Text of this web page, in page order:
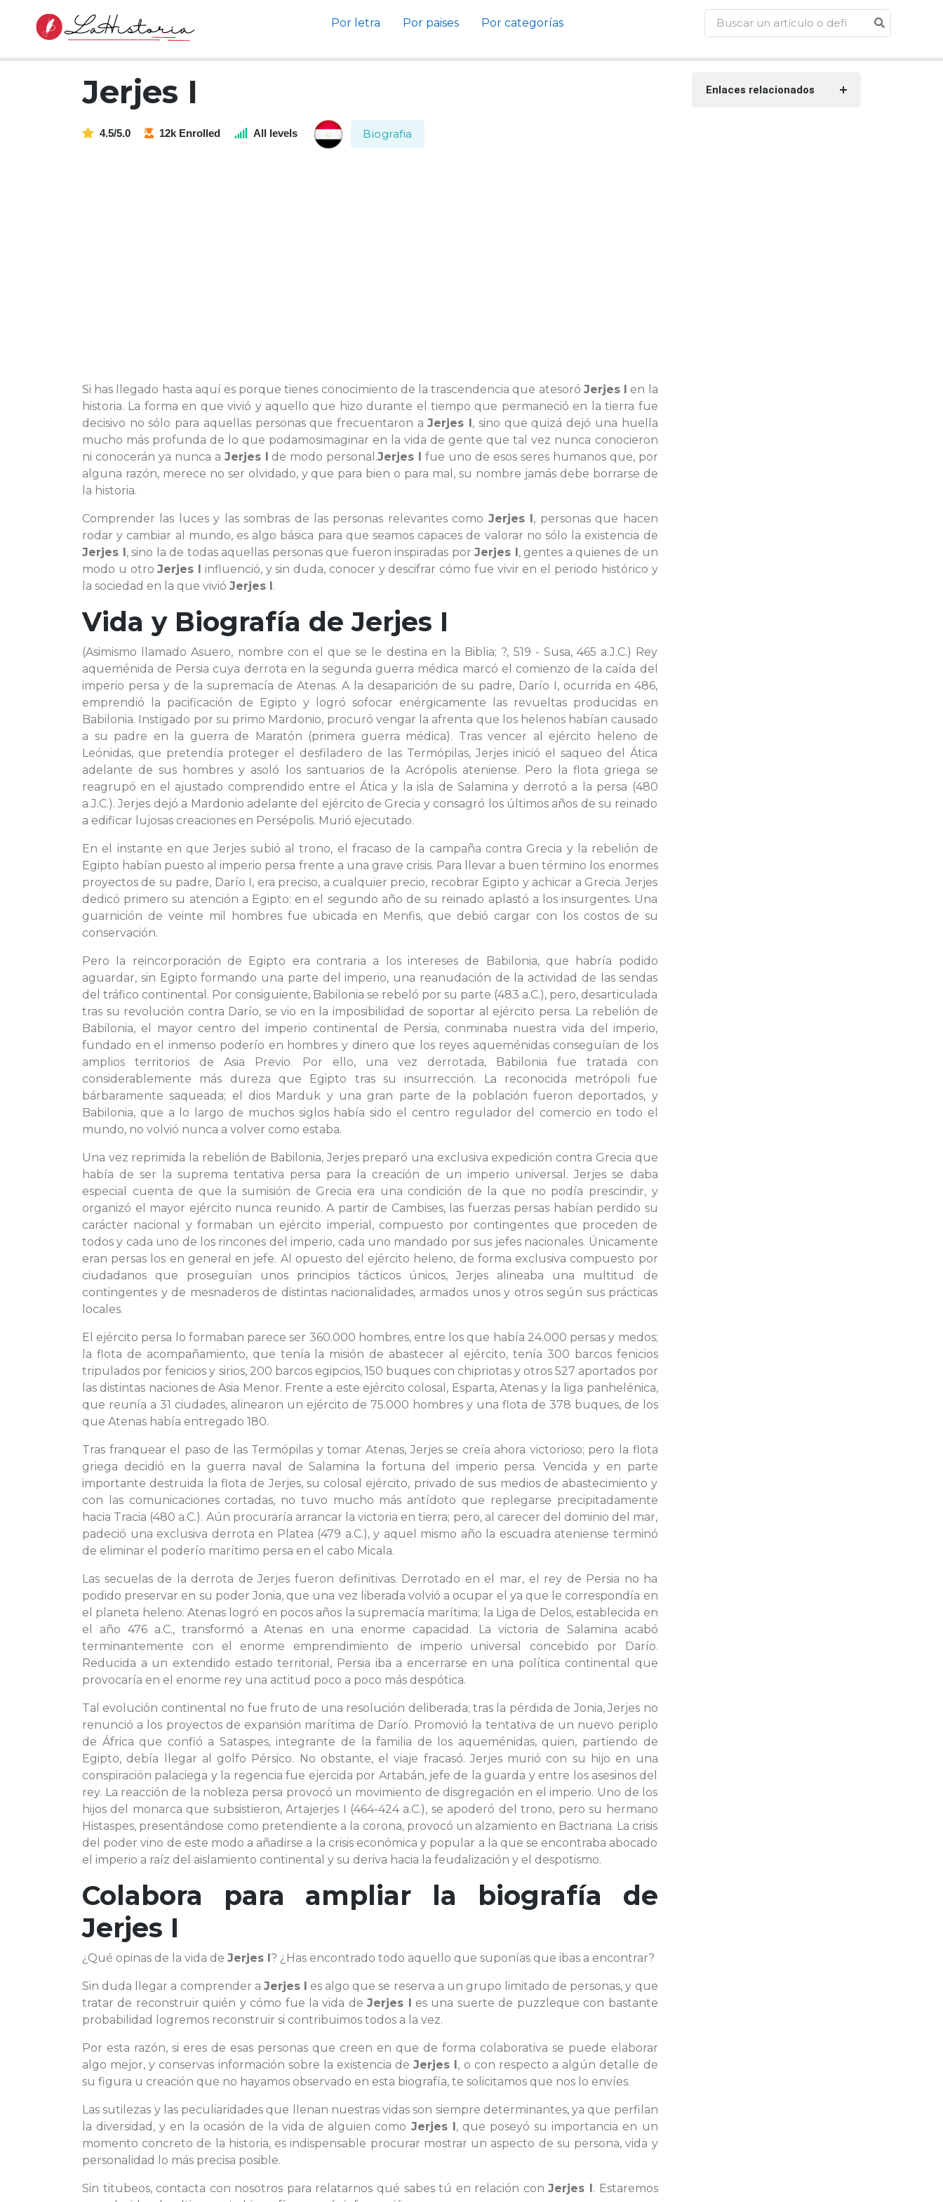
Por letra Por paises Por categorías
Jerjes I
4.5/5.0 12k Enrolled All levels Biografia
Si has llegado hasta aquí es porque tienes conocimiento de la trascendencia que atesoró Jerjes I en la
historia. La forma en que vivió y aquello que hizo durante el tiempo que permaneció en la tierra fue
decisivo no sólo para aquellas personas que frecuentaron aJerjes I, sino que quizá dejó una huella
mucho más profunda de lo que podamosimaginar en la vida de gente que tal vez nunca conocieron
ni conocerán ya nunca a Jerjes I de modo personal.Jerjes I fue uno de esos seres humanos que, por
alguna razón, merece no ser olvidado, y que para bien o para mal, su nombre jamás debe borrarse de
la historia.
Comprender las luces y las sombras de las personas relevantes como Jerjes I, personas que hacen
rodar y cambiar al mundo, es algo básica para que seamos capaces de valorar no sólo la existencia de
Jerjes I, sino la de todas aquellas personas que fueron inspiradas porJerjes I, gentes a quienes de un
modo u otroJerjes I influenció, y sin duda, conocer y descifrar cómo fue vivir en el periodo histórico y
la sociedad en la que vivió Jerjes I.
Vida y Biografía deJerjes I
(Asimismo llamado Asuero, nombre con el que se le destina en la Biblia; ?, 519 - Susa, 465 a.J.C.) Rey
aqueménida de Persia cuya derrota en la segunda guerra médica marcó el comienzo de la caída del
imperio persa y de la supremacía de Atenas. A la desaparición de su padre, Darío I, ocurrida en 486,
emprendió la pacificación de Egipto y logró sofocar enérgicamente las revueltas producidas en
Babilonia. Instigado por su primo Mardonio, procuró vengar la afrenta que los helenos habían causado
a su padre en la guerra de Maratón (primera guerra médica). Tras vencer al ejército heleno de
Leónidas, que pretendía proteger el desfiladero de las Termópilas, Jerjes inició el saqueo del Ática
adelante de sus hombres y asoló los santuarios de la Acrópolis ateniense. Pero la flota griega se
reagrupó en el ajustado comprendido entre el Ática y la isla de Salamina y derrotó a la persa (480
a.J.C.). Jerjes dejó a Mardonio adelante del ejército de Grecia y consagró los últimos años de su reinado
a edificar lujosas creaciones en Persépolis. Murió ejecutado.
En el instante en que Jerjes subió al trono, el fracaso de la campaña contra Grecia y la rebelión de
Egipto habían puesto al imperio persa frente a una grave crisis. Para llevar a buen término los enormes
proyectos de su padre, Darío I, era preciso, a cualquier precio, recobrar Egipto y achicar a Grecia. Jerjes
dedicó primero su atención a Egipto: en el segundo año de su reinado aplastó a los insurgentes. Una
guarnición de veinte mil hombres fue ubicada en Menfis, que debió cargar con los costos de su
conservación.
Pero la reincorporación de Egipto era contraria a los intereses de Babilonia, que habría podido
aguardar, sin Egipto formando una parte del imperio, una reanudación de la actividad de las sendas
del tráfico continental. Por consiguiente, Babilonia se rebeló por su parte (483 a.C.), pero, desarticulada
tras su revolución contra Darío, se vio en la imposibilidad de soportar al ejército persa. La rebelión de
Babilonia, el mayor centro del imperio continental de Persia, conminaba nuestra vida del imperio,
fundado en el inmenso poderío en hombres y dinero que los reyes aqueménidas conseguían de los
amplios territorios de Asia Previo. Por ello, una vez derrotada, Babilonia fue tratada con
considerablemente más dureza que Egipto tras su insurrección. La reconocida metrópoli fue
bárbaramente saqueada; el dios Marduk y una gran parte de la población fueron deportados, y
Babilonia, que a lo largo de muchos siglos había sido el centro regulador del comercio en todo el
mundo, no volvió nunca a volver como estaba.
Una vez reprimida la rebelión de Babilonia, Jerjes preparó una exclusiva expedición contra Grecia que
había de ser la suprema tentativa persa para la creación de un imperio universal. Jerjes se daba
especial cuenta de que la sumisión de Grecia era una condición de la que no podía prescindir, y
organizó el mayor ejército nunca reunido. A partir de Cambises, las fuerzas persas habían perdido su
carácter nacional y formaban un ejército imperial, compuesto por contingentes que proceden de
todos y cada uno de los rincones del imperio, cada uno mandado por sus jefes nacionales. Únicamente
eran persas los en general en jefe. Al opuesto del ejército heleno, de forma exclusiva compuesto por
ciudadanos que proseguían unos principios tácticos únicos, Jerjes alineaba una multitud de
contingentes y de mesnaderos de distintas nacionalidades, armados unos y otros según sus prácticas
locales.
El ejército persa lo formaban parece ser 360.000 hombres, entre los que había 24.000 persas y medos;
la flota de acompañamiento, que tenía la misión de abastecer al ejército, tenía 300 barcos fenicios
tripulados por fenicios y sirios, 200 barcos egipcios, 150 buques con chipriotas y otros 527 aportados por
las distintas naciones de Asia Menor. Frente a este ejército colosal, Esparta, Atenas y la liga panhelénica,
que reunía a 31 ciudades, alinearon un ejército de 75.000 hombres y una flota de 378 buques, de los
que Atenas había entregado 180.
Tras franquear el paso de las Termópilas y tomar Atenas, Jerjes se creía ahora victorioso; pero la flota
griega decidió en la guerra naval de Salamina la fortuna del imperio persa. Vencida y en parte
importante destruida la flota de Jerjes, su colosal ejército, privado de sus medios de abastecimiento y
con las comunicaciones cortadas, no tuvo mucho más antídoto que replegarse precipitadamente
hacia Tracia (480 a.C.). Aún procuraría arrancar la victoria en tierra; pero, al carecer del dominio del mar,
padeció una exclusiva derrota en Platea (479 a.C.), y aquel mismo año la escuadra ateniense terminó
de eliminar el poderío marítimo persa en el cabo Micala.
Las secuelas de la derrota de Jerjes fueron definitivas. Derrotado en el mar, el rey de Persia no ha
podido preservar en su poder Jonia, que una vez liberada volvió a ocupar el ya que le correspondía en
el planeta heleno. Atenas logró en pocos años la supremacía marítima; la Liga de Delos, establecida en
el año 476 a.C., transformó a Atenas en una enorme capacidad. La victoria de Salamina acabó
terminantemente con el enorme emprendimiento de imperio universal concebido por Darío.
Reducida a un extendido estado territorial, Persia iba a encerrarse en una política continental que
provocaría en el enorme rey una actitud poco a poco más despótica.
Tal evolución continental no fue fruto de una resolución deliberada; tras la pérdida de Jonia, Jerjes no
renunció a los proyectos de expansión marítima de Darío. Promovió la tentativa de un nuevo periplo
de África que confió a Sataspes, integrante de la familia de los aqueménidas, quien, partiendo de
Egipto, debía llegar al golfo Pérsico. No obstante, el viaje fracasó. Jerjes murió con su hijo en una
conspiración palaciega y la regencia fue ejercida por Artabán, jefe de la guarda y entre los asesinos del
rey. La reacción de la nobleza persa provocó un movimiento de disgregación en el imperio. Uno de los
hijos del monarca que subsistieron, Artajerjes I (464-424 a.C.), se apoderó del trono, pero su hermano
Histaspes, presentándose como pretendiente a la corona, provocó un alzamiento en Bactriana. La crisis
del poder vino de este modo a añadirse a la crisis económica y popular a la que se encontraba abocado
el imperio a raíz del aislamiento continental y su deriva hacia la feudalización y el despotismo.
Colabora para ampliar la biografía de
Jerjes I
¿Qué opinas de la vida de Jerjes I? ¿Has encontrado todo aquello que suponías que ibas a encontrar?
Sin duda llegar a comprender a Jerjes I es algo que se reserva a un grupo limitado de personas, y que
tratar de reconstruir quién y cómo fue la vida deJerjes I es una suerte de puzzleque con bastante
probabilidad logremos reconstruir si contribuimos todos a la vez.
Por esta razón, si eres de esas personas que creen en que de forma colaborativa se puede elaborar
algo mejor, y conservas información sobre la existencia deJerjes I, o con respecto a algún detalle de
su figura u creación que no hayamos observado en esta biografía, te solicitamos que nos lo envíes.
Las sutilezas y las peculiaridades que llenan nuestras vidas son siempre determinantes, ya que perfilan
la diversidad, y en la ocasión de la vida de alguien como Jerjes I, que poseyó su importancia en un
momento concreto de la historia, es indispensable procurar mostrar un aspecto de su persona, vida y
personalidad lo más precisa posible.
Sin titubeos, contacta con nosotros para relatarnos qué sabes tú en relación conJerjes I. Estaremos
Enlaces relacionados